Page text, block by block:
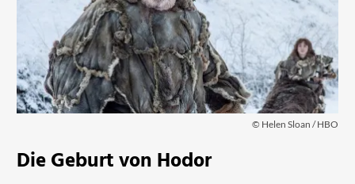
© Helen Sloan / HBO
Die Geburt von Hodor